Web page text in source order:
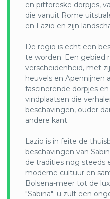
Toenemende ecologische,
uitdagingen plaatsten
van de mondiale agenda en
verbintenissen inzake
en te delen. In Italië zijn er
voorzieningen, van hotels
hostels, van excursies tot
de impact op het milieu zo
Sommige richten zich op
andere op waterbesparing,
energie, met voorkeur voor
en pittoreske dorpjes,
die vanuit Rome
en Lazio en zijn
De regio is echt een
te worden. Een gebied
verscheidenheid, met
heuvels en Apennijnen
fascinerende dorpjes
vindplaatsen die
beschavingen, ouder
andere kant.
Lazio is in feite de
beschavingen van
de tradities nog steeds
moderne cultuur en
Bolsena-meer tot de
"Sabina": u zult een